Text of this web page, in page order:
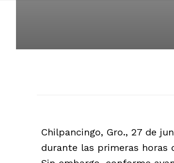
Chilpancingo, Gro., 27 de
durante las primeras horas